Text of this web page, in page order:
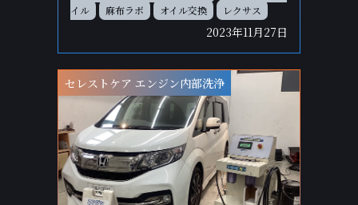
イル
麻布ラボ オイル交換 レクサス
2023年11月27日
セレストケア エンジン内部洗浄